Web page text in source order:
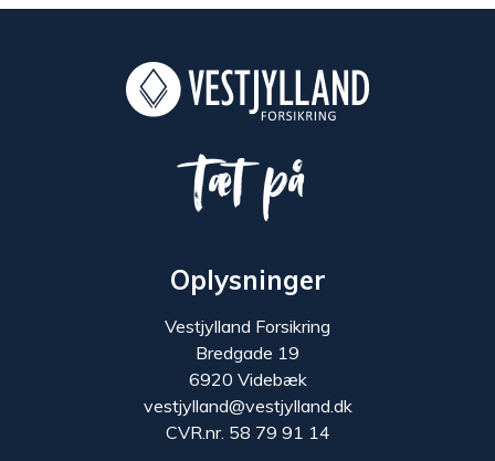
Tæt på
Oplysninger
Vestjylland Forsikring
Bredgade 19
6920 Videbæk
vestjylland@vestjylland.dk
CVR.nr. 58 79 91 14